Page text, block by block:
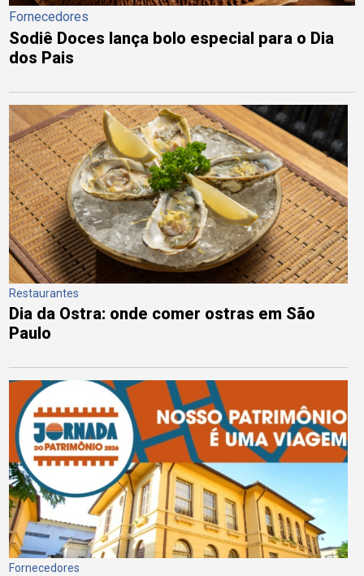
Fornecedores
Sodiê Doces lança bolo especial para o Dia
dos Pais
Restaurantes
Dia da Ostra: onde comer ostras em São
Paulo
Fornecedores